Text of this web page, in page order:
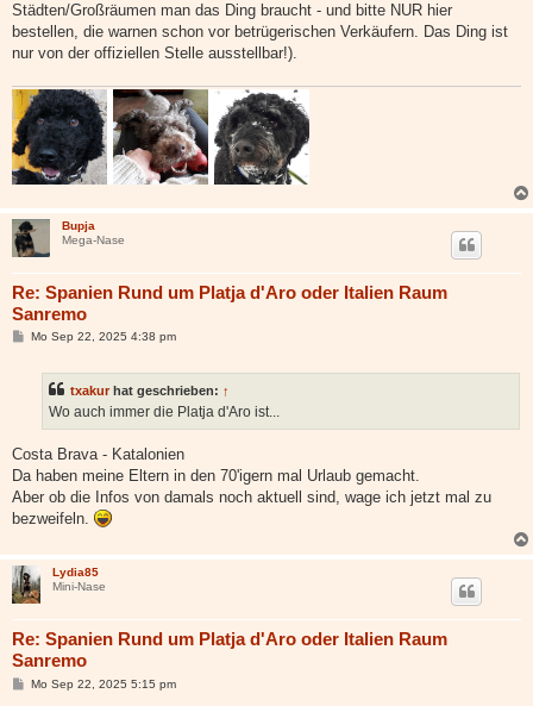
Städten/Großräumen man das Ding braucht - und bitte NUR hier
bestellen, die warnen schon vor betrügerischen Verkäufern. Das Ding ist
nur von der offiziellen Stelle ausstellbar!).
Bupja
Mega-Nase
Re: Spanien Rund um Platja d'Aro oder Italien Raum
Sanremo
BMo Sep 22, 2025 4:38 pm
txakur hat geschrieben: ↑
Wo auch immer die Platja d'Aro ist...
Costa Brava - Katalonien
Da haben meine Eltern in den 70'igern mal Urlaub gemacht.
Aber ob die Infos von damals noch aktuell sind, wage ich jetzt mal zu
bezweifeln.
Lydia85
Mini-Nase
Re: Spanien Rund um Platja d'Aro oder Italien Raum
Sanremo
BMo Sep 22, 2025 5:15 pm